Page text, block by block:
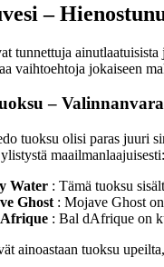
–
tunnettuja
vaihtoehtoja jokaiseen
–
tuoksu olisi paras juuri
maailmanlaajuisesti:
Water : Tämä tuoksu
Ghost : Mojave Ghost
: Bal dAfrique on
ainoastaan tuoksu